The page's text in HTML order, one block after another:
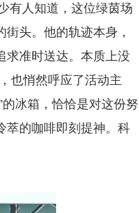
有人知道，这位绿茵场
头。他的轨迹本身，
求准时送达。本质上没
也悄然呼应了活动主
冰箱，恰恰是对这份努
的咖啡即刻提神。科